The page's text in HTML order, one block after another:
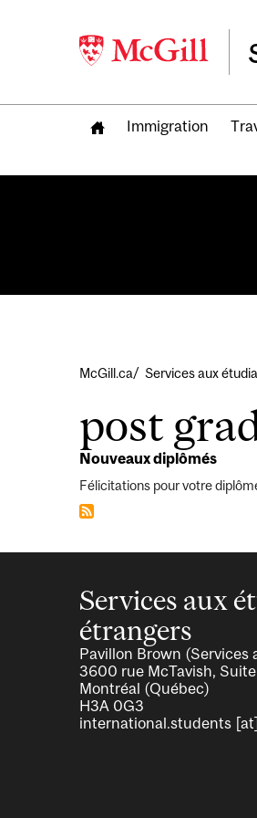
Immigration
Fil
d'Ariane
McGill.ca Services aux
post
Nouveaux diplômés
Félicitations pour votre
Services aux
étrangers
Pavillon Brown (Services
3600 rue McTavish,
Montréal (Québec)
H3A 0G3
international.students